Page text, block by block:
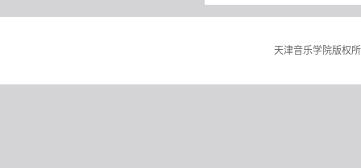
天津音乐学院版权